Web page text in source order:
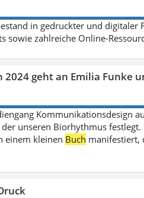
in gedruckter und
sowie zahlreiche Online-
2024 geht an Emilia Funke
Kommunikationsdesign
unseren Biorhythmus
einem kleinen Buch manifestiert,